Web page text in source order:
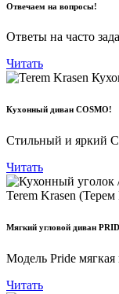
Отвечаем на вопросы!
Ответы на часто
Читать
Кухонный диван COSMO!
Стильный и яркий
Читать
Мягкий угловой диван
Модель Pride
Читать